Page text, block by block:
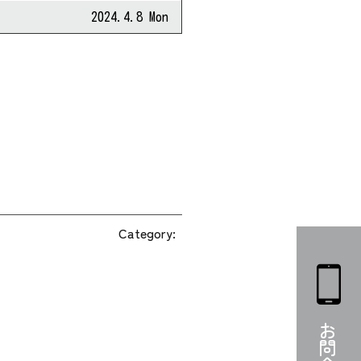
2024.4.8 Mon
Category: